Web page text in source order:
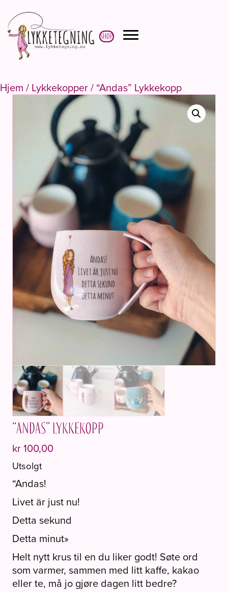
Shop
Hjem / Lykkekopper/ “Andas” Lykkekopp
“Andas” Lykkekopp
kr100,00
Utsolgt
“Andas!
Livet är just nu!
Detta sekund
Detta minut»
Helt nytt krus til en du liker godt! Søte ord
som varmer, sammen med litt kaffe, kakao
eller te, må jo gjøre dagen litt bedre?